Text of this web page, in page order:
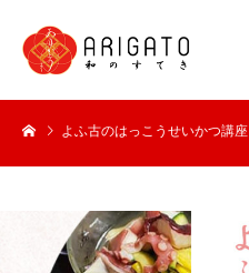
よふ古のはっこうせいかつ講座